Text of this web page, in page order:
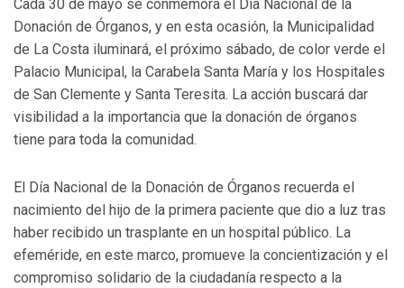
Cada 30 de mayo se conmemora el Día Nacional de la
Donación de Órganos, y en esta ocasión, la Municipalidad
de La Costa iluminará, el próximo sábado, de color verde el
Palacio Municipal, la Carabela Santa María y los Hospitales
de San Clemente y Santa Teresita. La acción buscará dar
visibilidad a la importancia que la donación de órganos
tiene para toda la comunidad.
El Día Nacional de la Donación de Órganos recuerda el
nacimiento del hijo de la primera paciente que dio a luz tras
haber recibido un trasplante en un hospital público. La
efeméride, en este marco, promueve la concientización y el
compromiso solidario de la ciudadanía respecto a la